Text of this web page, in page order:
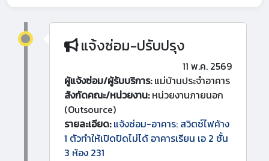
แจ้งซ่อม-ปรับปรุง
11 พ.ค. 2569
ผู้แจ้งซ่อม/ผู้รับบริการ:แม่บ้านประจำอาคาร
สังกัดคณะ/หน่วยงาน:หน่วยงานภายนอก
(Outsource)
รายละเอียด: แจ้งซ่อม-อาคาร: สวิตช์ไฟค้าง
1 ตัวทำให้เปิดปิดไม่ได้ อาคารเรียน เอ 2 ชั้น
3 ห้อง 231